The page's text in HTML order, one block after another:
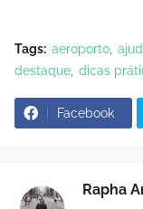
Tags: aeroporto
destaque dicas
Facebook
Rapha